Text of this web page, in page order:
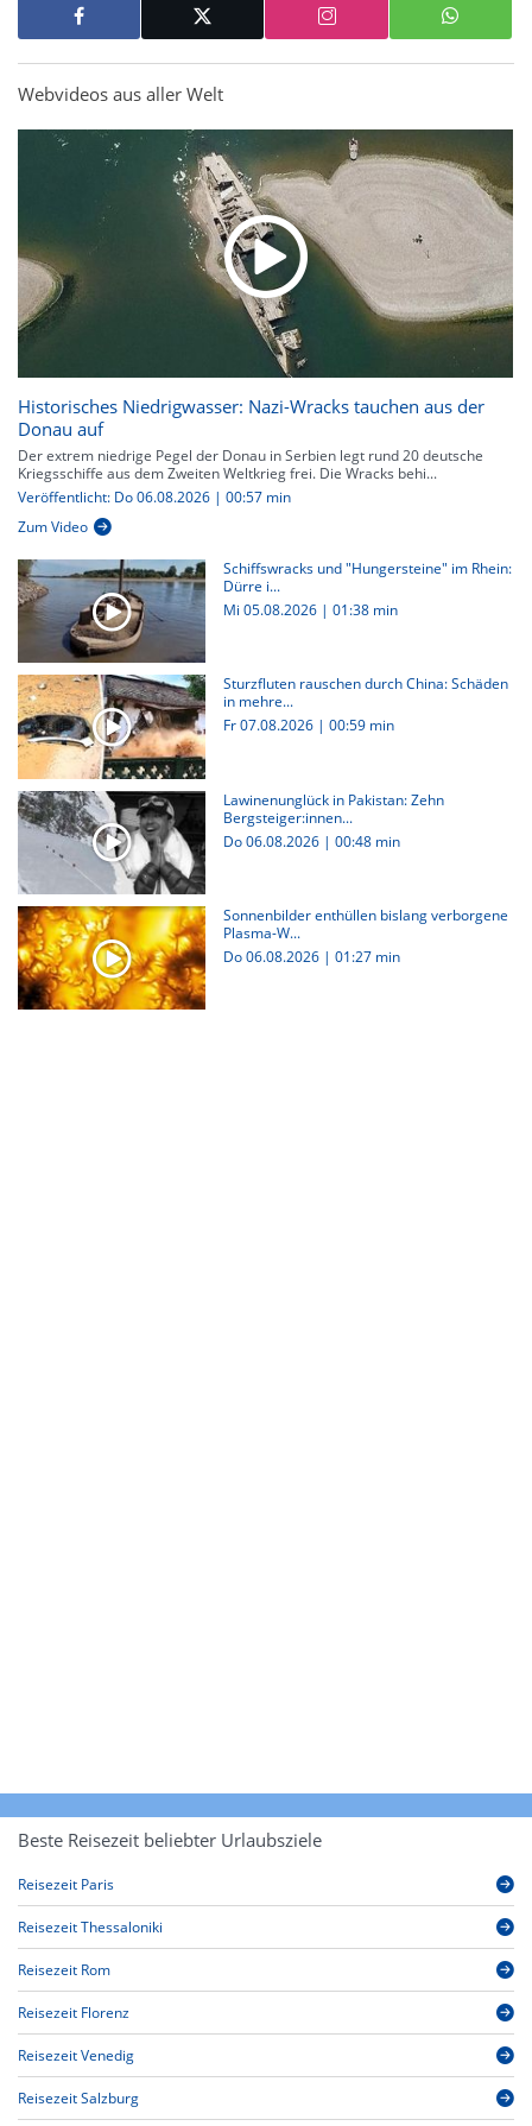
Webvideos aus aller Welt
Historisches Niedrigwasser: Nazi-Wracks tauchen aus der
Donau auf
Der extrem niedrige Pegel der Donau in Serbien legt rund 20 deutsche
Kriegsschiffe aus dem Zweiten Weltkrieg frei. Die Wracks behi...
Veröffentlicht: Do 06.08.2026 | 00:57 min
Zum Video
Schiffswracks und "Hungersteine" im Rhein:
Dürre i...
Mi 05.08.2026 | 01:38 min
Sturzfluten rauschen durch China: Schäden
in mehre...
Fr 07.08.2026 | 00:59 min
Lawinenunglück in Pakistan: Zehn
Bergsteiger:innen...
Do 06.08.2026 | 00:48 min
Sonnenbilder enthüllen bislang verborgene
Plasma-W...
Do 06.08.2026 | 01:27 min
Beste Reisezeit beliebter Urlaubsziele
Reisezeit Paris
Reisezeit Thessaloniki
Reisezeit Rom
Reisezeit Florenz
Reisezeit Venedig
Reisezeit Salzburg